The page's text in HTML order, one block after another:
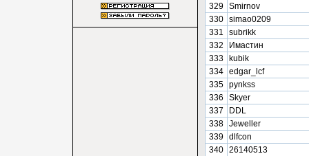
329 Smirnov
330 simao0209
331
subrikk
332
Имастин
333
kubik
334 edgar_lcf
335 pynkss
336
Skyer
337
DDL
338 Jeweller
339 dlfcon
340 26140513